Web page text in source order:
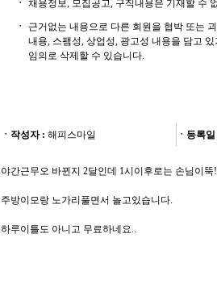
ㆍ 채용정보, 모집공고, 구직내용은 기재할 수
ㆍ
근거없는 내용으로 다른 회원을 협박 또는
내용, 스팸성, 상업성, 광고성 내용을 담고
임의로 삭제할 수 있습니다.
ㆍ작성자 : 해피스마일 ㆍ등록
야간근무오 바뀐지 2달인데 1시이후로는 손님이뚝
주방이모랑 노가리풀면서 놀고있습니다.
하루이틀도 아니고 무료하네요..